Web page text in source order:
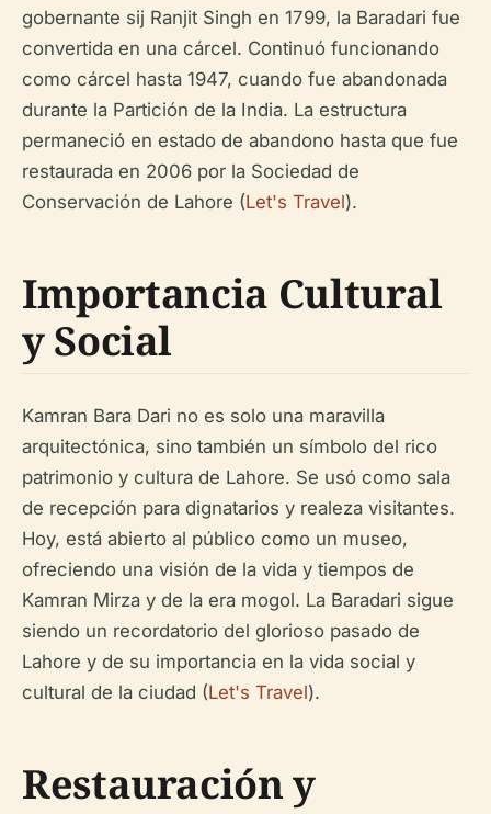
gobernante sij Ranjit Singh en 1799, la Baradari fue
convertida en una cárcel. Continuó funcionando
como cárcel hasta 1947, cuando fue abandonada
durante la Partición de la India. La estructura
permaneció en estado de abandono hasta que fue
restaurada en 2006 por la Sociedad de
Conservación de Lahore (Let's Travel).
Importancia Cultural
y Social
Kamran Bara Dari no es solo una maravilla
arquitectónica, sino también un símbolo del rico
patrimonio y cultura de Lahore. Se usó como sala
de recepción para dignatarios y realeza visitantes.
Hoy, está abierto al público como un museo,
ofreciendo una visión de la vida y tiempos de
Kamran Mirza y de la era mogol. La Baradari sigue
siendo un recordatorio del glorioso pasado de
Lahore y de su importancia en la vida social y
cultural de la ciudad (Let's Travel).
Restauración y